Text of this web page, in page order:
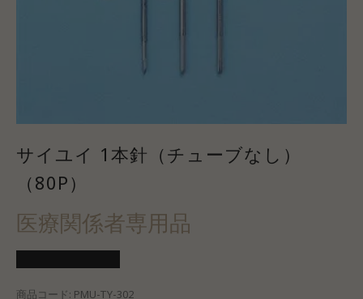
サイユイ 1本針（チューブなし）
（80P）
医療関係者専用品
商品コード: PMU-TY-302